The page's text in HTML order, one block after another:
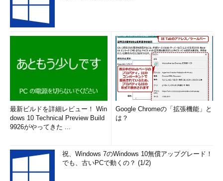
最新ビルドを詳細レビュー！ Win
dows 10 Technical Preview Build
9926がやってきた ...
Google Chromeの「拡張機能」と
は？
祝、Windows 7のWindows 10無償アップグレード！
でも、古いPCで動くの？ (1/2)